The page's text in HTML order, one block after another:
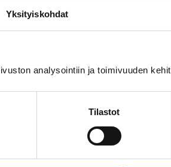
Yksityiskohdat
analysointiin ja toimivuuden
Tilastot
yläsalilla